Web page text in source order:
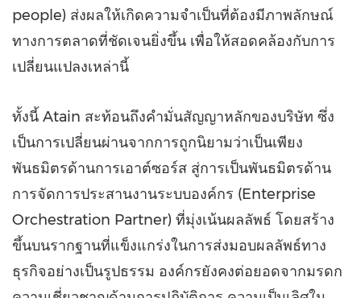
people) ส่งผลให้เกิดความจำเป็นที่ต้องมีภาพลักษณ์
ทางการตลาดที่ชัดเจนยิ่งขึ้น เพื่อให้สอดคล้องกับการ
เปลี่ยนแปลงเหล่านี้
ทั้งนี้ Atain สะท้อนถึงคำมั่นสัญญาหลักของบริษัท ซึ่ง
เป็นการเปลี่ยนผ่านจากการถูกนิยามว่าเป็นเพียง
พันธมิตรด้านการเอาต์ซอร์ส สู่การเป็นพันธมิตรด้าน
การจัดการประสานงานระบบองค์กร (Enterprise
Orchestration Partner) ที่มุ่งเน้นผลลัพธ์ โดยสร้าง
ขึ้นบนรากฐานที่แข็งแกร่งในการส่งมอบผลลัพธ์ทาง
ธุรกิจอย่างเป็นรูปธรรม องค์กรยังคงต่อยอดจากมรดก